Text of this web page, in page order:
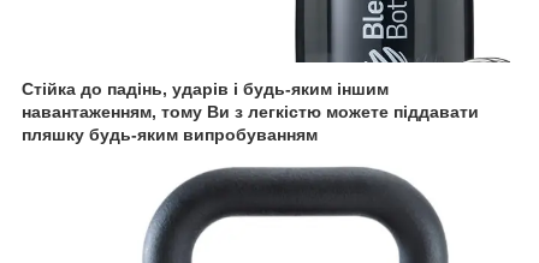
Стійка до падінь, ударів і будь-яким іншим
навантаженням, тому Ви з легкістю можете піддавати
пляшку будь-яким випробуванням